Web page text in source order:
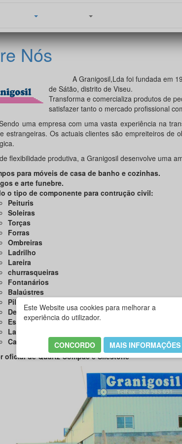
Nós
A Granigosil,Lda foi fundada em
de Sátão, distrito de Viseu.
Transforma e comercializa produtos de
satisfazer tanto o mercado profissional
empresa com uma vasta experiência na
estrangeiras. Os actuais clientes são empreiteiros de
flexibilidade produtiva, a Granigosil desenvolve uma
para móveis de casa de banho e cozinhas.
e arte funebre.
o tipo de componente para contrução civil:
Peituris
Soleiras
Torças
Forras
Ombreiras
Ladrilho
Lareira
churrasqueiras
Fontanários
Balaústres
Pilares
Degraus
Espelhos
Lancil
Capeamento
oficial de Quartz Compac e Silestone
Este Website usa cookies para melhorar a
experiência do utilizador.
CONCORDO MAIS INFORMAÇÕES